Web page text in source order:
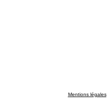
Mentions légales